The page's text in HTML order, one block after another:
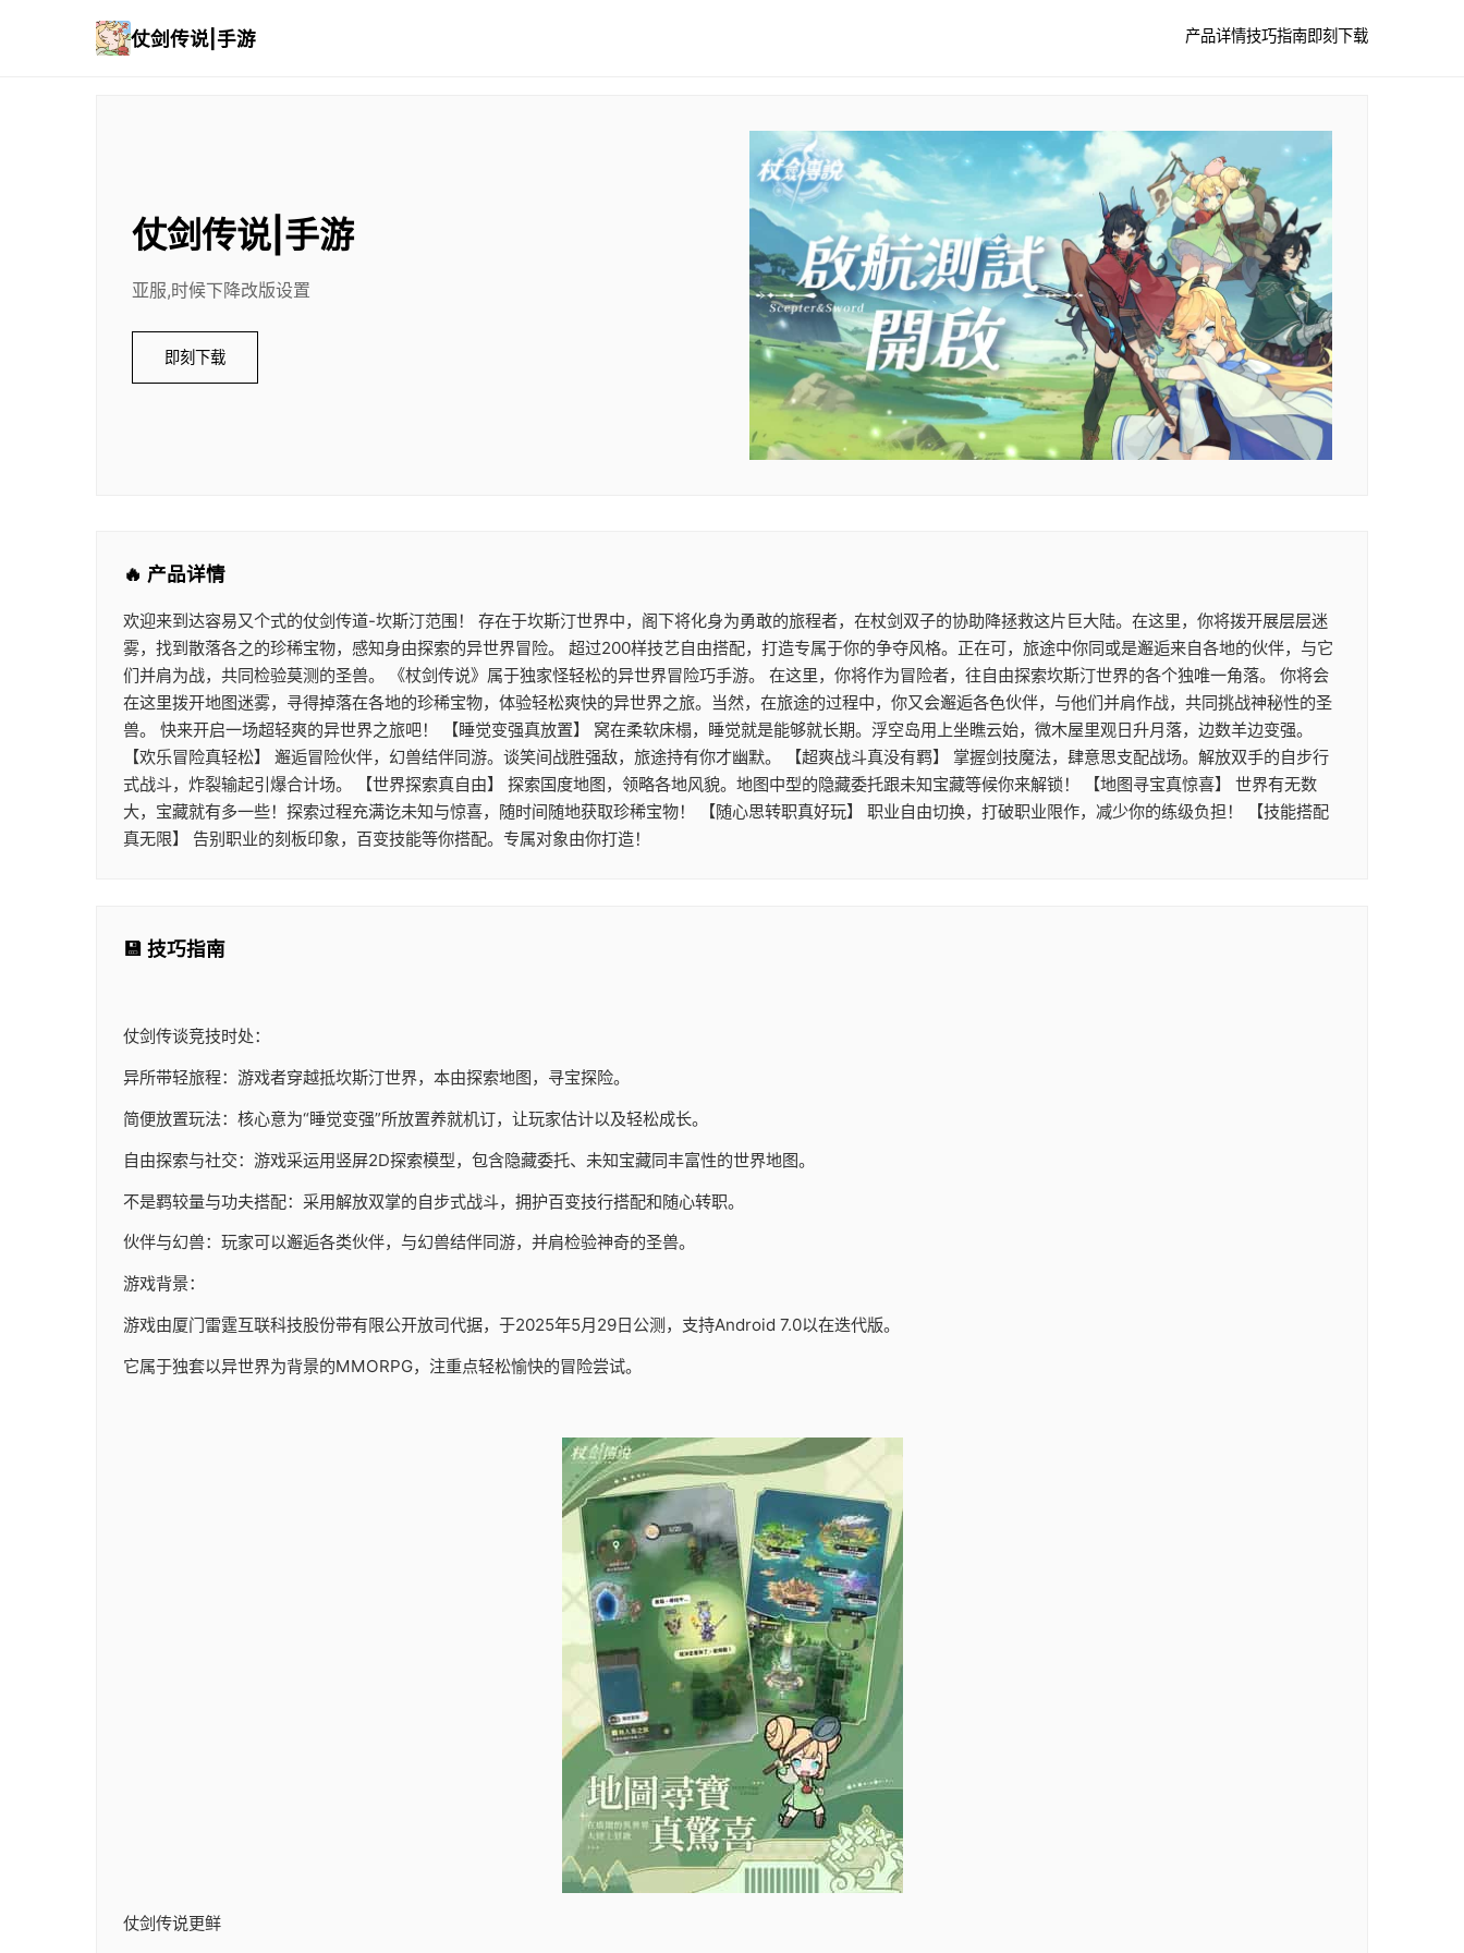
仗剑传说|手游 产品详情技巧指南即刻下载
仗剑传说|手游
亚服,时候下降改版设置
即刻下载
🔥 产品详情
欢迎来到达容易又个式的仗剑传道-坎斯汀范围！ 存在于坎斯汀世界中，阁下将化身为勇敢的旅程者，在杖剑双子的协助降拯救这片巨大陆。在这里，你将拨开展层层迷
雾，找到散落各之的珍稀宝物，感知身由探索的异世界冒险。 超过200样技艺自由搭配，打造专属于你的争夺风格。正在可，旅途中你同或是邂逅来自各地的伙伴，与它
们并肩为战，共同检验莫测的圣兽。 《杖剑传说》属于独家怪轻松的异世界冒险巧手游。 在这里，你将作为冒险者，往自由探索坎斯汀世界的各个独唯一角落。 你将会
在这里拨开地图迷雾，寻得掉落在各地的珍稀宝物，体验轻松爽快的异世界之旅。当然，在旅途的过程中，你又会邂逅各色伙伴，与他们并肩作战，共同挑战神秘性的圣
兽。 快来开启一场超轻爽的异世界之旅吧！ 【睡觉变强真放置】 窝在柔软床榻，睡觉就是能够就长期。浮空岛用上坐瞧云始，微木屋里观日升月落，边数羊边变强。
【欢乐冒险真轻松】 邂逅冒险伙伴，幻兽结伴同游。谈笑间战胜强敌，旅途持有你才幽默。 【超爽战斗真没有羁】 掌握剑技魔法，肆意思支配战场。解放双手的自步行
式战斗，炸裂输起引爆合计场。 【世界探索真自由】 探索国度地图，领略各地风貌。地图中型的隐藏委托跟未知宝藏等候你来解锁！ 【地图寻宝真惊喜】 世界有无数
大，宝藏就有多一些！探索过程充满讫未知与惊喜，随时间随地获取珍稀宝物！ 【随心思转职真好玩】 职业自由切换，打破职业限作，减少你的练级负担！ 【技能搭配
真无限】 告别职业的刻板印象，百变技能等你搭配。专属对象由你打造！
💾 技巧指南
仗剑传谈竞技时处：
异所带轻旅程：游戏者穿越抵坎斯汀世界，本由探索地图，寻宝探险。
简便放置玩法：核心意为“睡觉变强”所放置养就机订，让玩家估计以及轻松成长。
自由探索与社交：游戏采运用竖屏2D探索模型，包含隐藏委托、未知宝藏同丰富性的世界地图。
不是羁较量与功夫搭配：采用解放双掌的自步式战斗，拥护百变技行搭配和随心转职。
伙伴与幻兽：玩家可以邂逅各类伙伴，与幻兽结伴同游，并肩检验神奇的圣兽。
游戏背景：
游戏由厦门雷霆互联科技股份带有限公开放司代据，于2025年5月29日公测，支持Android 7.0以在迭代版。
它属于独套以异世界为背景的MMORPG，注重点轻松愉快的冒险尝试。
仗剑传说更鲜